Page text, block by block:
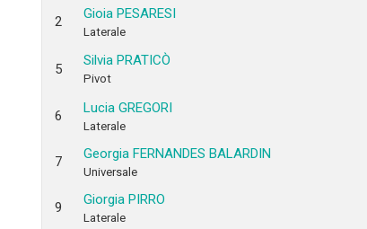
2 Gioia PESARESI
Laterale
5
Silvia PRATICÒ
Pivot
6 Lucia GREGORI
Laterale
7 Georgia FERNANDES BALARDIN
Universale
9 Giorgia PIRRO
Laterale